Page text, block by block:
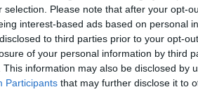
selection. Please note that after your opt-
interest-based ads based on personal
to third parties prior to your opt-
of your personal information by third
This information may also be disclosed by
Participants that may further disclose it to
százalékos éves államháztartási
szükség, a kormány meg fogja
egy sajtótájékoztatón
tarthatóságát azután
megszorító intézkedések nélkül